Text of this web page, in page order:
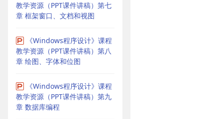
教学资源（PPT课件讲稿）第七
章 框架窗口、文档和视图
《Windows程序设计》课程
教学资源（PPT课件讲稿）第八
章 绘图、字体和位图
《Windows程序设计》课程
教学资源（PPT课件讲稿）第九
章 数据库编程